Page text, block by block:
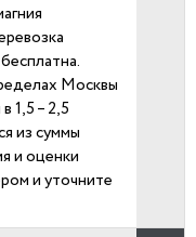
Москвы
1,5 – 2,5
из суммы
и оценки
и уточните